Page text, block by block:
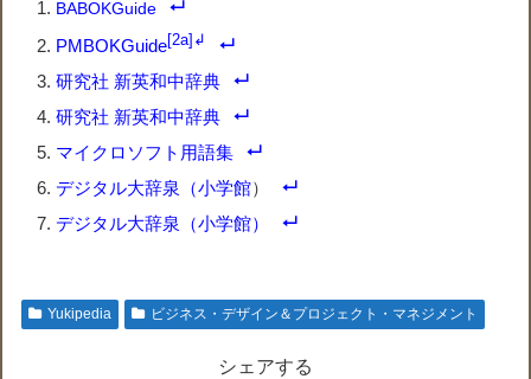
BABOKGuide
PMBOKGuide [2a]↲
研究社 新英和中辞典
研究社 新英和中辞典
マイクロソフト用語集
デジタル大辞泉（小学館）
デジタル大辞泉（小学館）
Yukipedia ビジネス・デザイン＆プロジェクト・マネジメント
シェアする